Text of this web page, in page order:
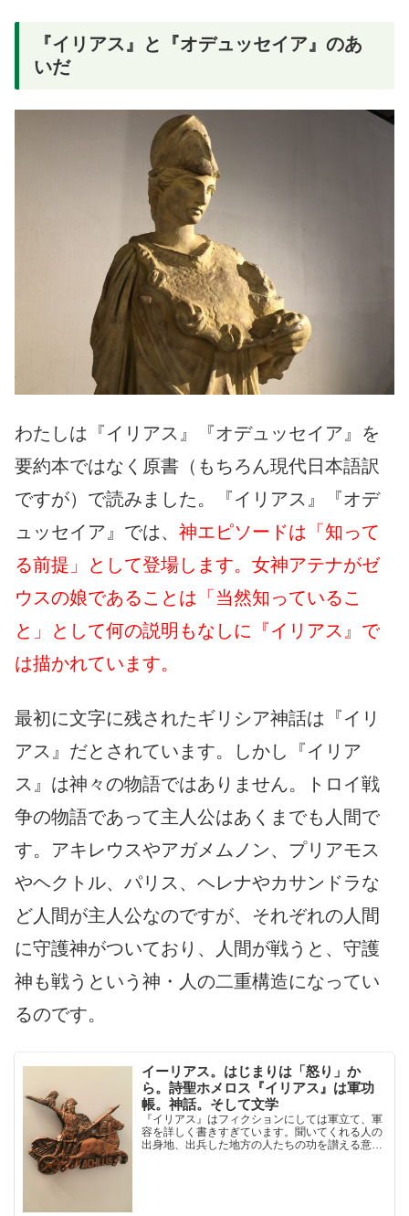
『イリアス』と『オデュッセイア』のあ
いだ
わたしは『イリアス』『オデュッセイア』を
要約本ではなく原書（もちろん現代日本語訳
ですが）で読みました。『イリアス』『オデ
ュッセイア』では、 神エピソードは「知って
る前提」として登場します。女神アテナがゼ
ウスの娘であることは「当然知っているこ
と」として何の説明もなしに『イリアス』で
は描かれています。
最初に文字に残されたギリシア神話は『イリ
アス』だとされています。しかし『イリア
ス』は神々の物語ではありません。トロイ戦
争の物語であって主人公はあくまでも人間で
す。アキレウスやアガメムノン、プリアモス
やヘクトル、パリス、ヘレナやカサンドラな
ど人間が主人公なのですが、それぞれの人間
に守護神がついており、人間が戦うと、守護
神も戦うという神・人の二重構造になってい
るのです。
イーリアス。はじまりは「怒り」か
ら。詩聖ホメロス『イリアス』は軍功
帳。神話。そして文学
『イリアス』はフィクションにしては軍立て、軍
容を詳しく書きすぎています。聞いてくれる人の
出身地、出兵した地方の人たちの功を讃える意味